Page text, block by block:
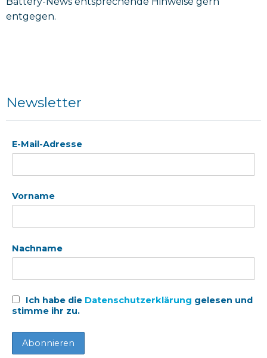
entgegen.
Newsletter
E-Mail-Adresse
Vorname
Nachname
Ich habe die Datenschutzerklärung gelesen und
stimme ihr zu.